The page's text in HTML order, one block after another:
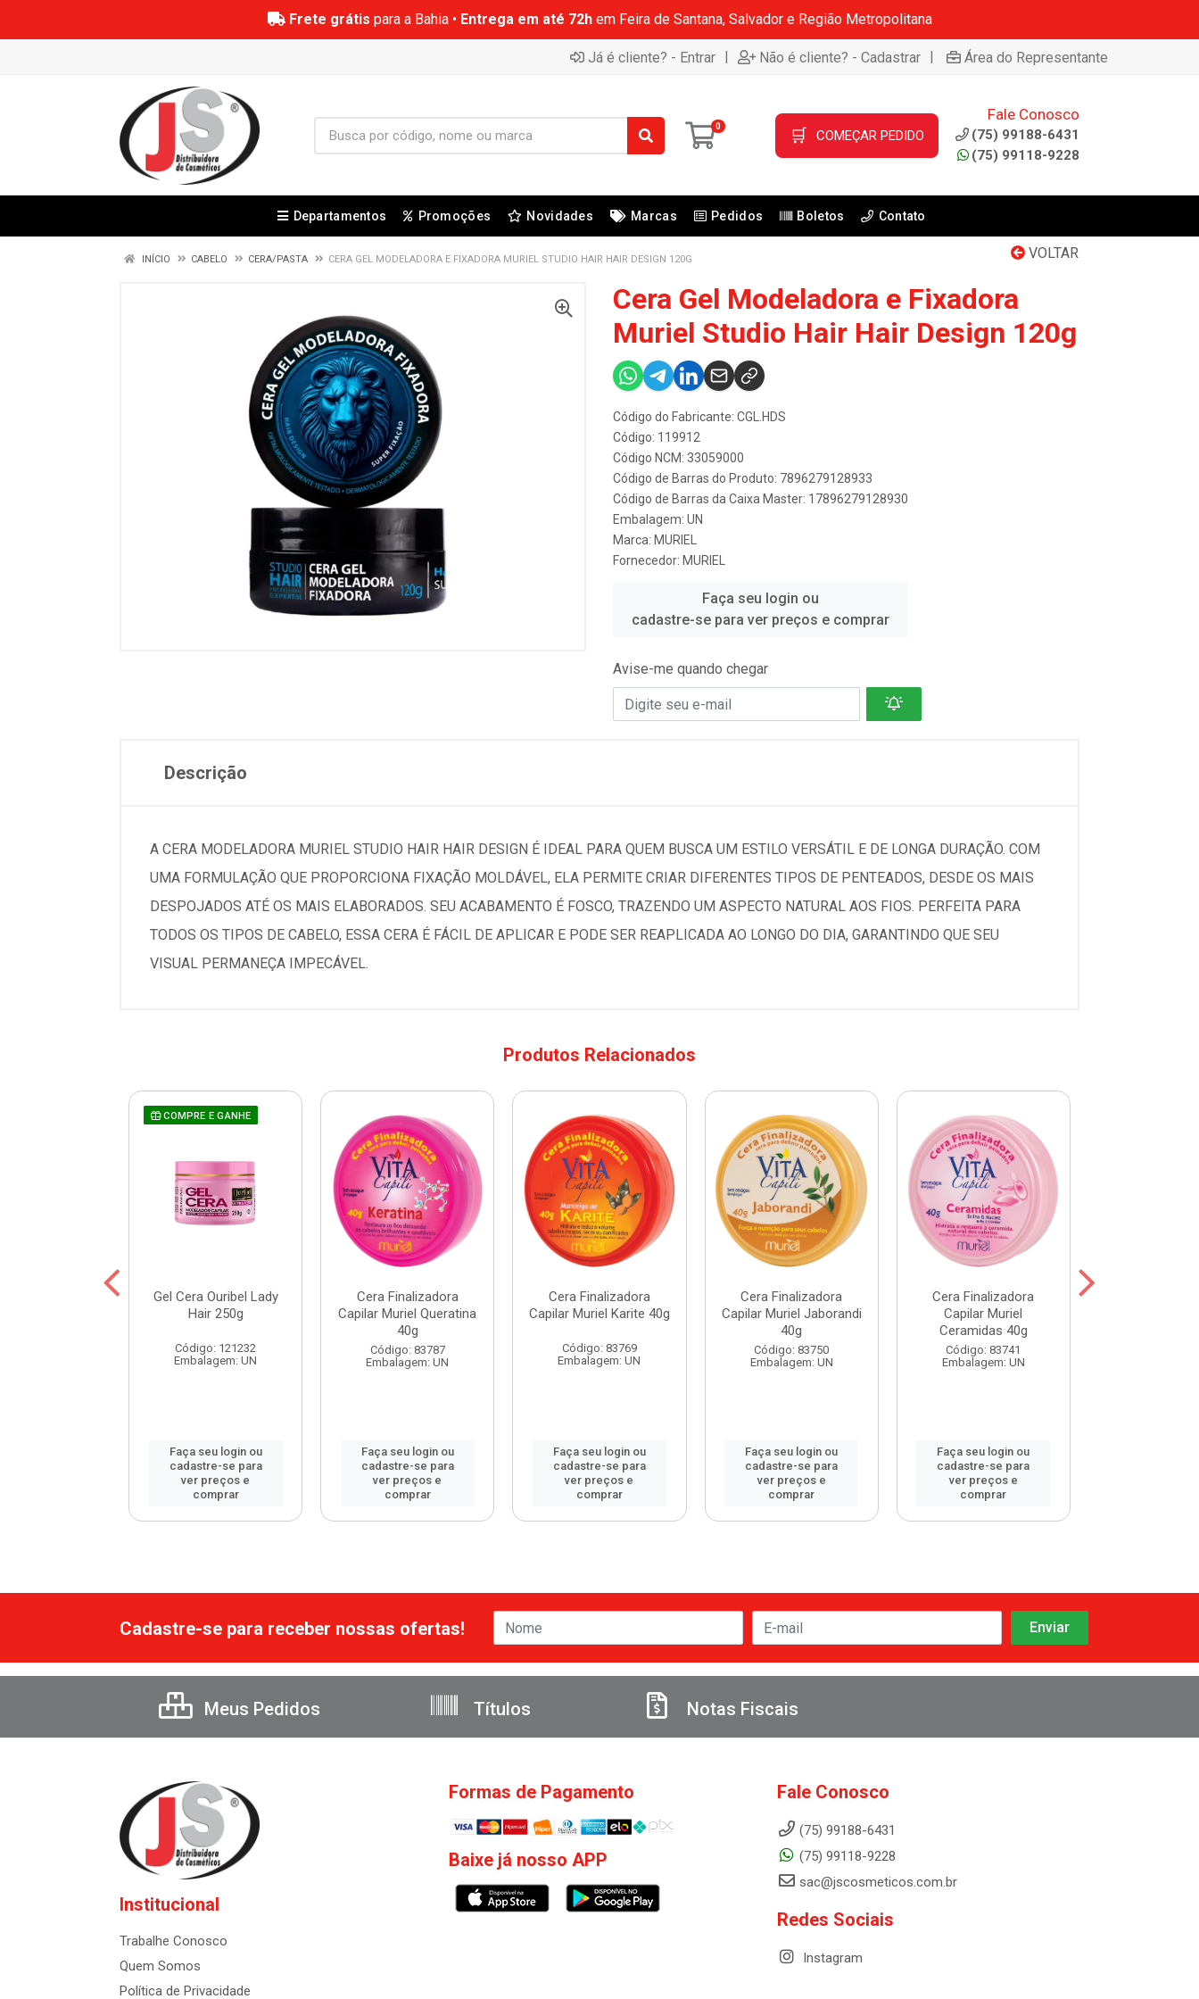
Frete grátis para a Bahia • Entrega em até 72hem Feira de Santana, Salvador e Região Metropolitana
Já é cliente? - Entrar | Não é cliente? - Cadastrar | Área do Representante
0 🛒 COMEÇAR PEDIDO
Fale Conosco
(75) 99188-6431
(75) 99118-9228
Departamentos Promoções Novidades Marcas Pedidos Boletos Contato
VOLTAR
INÍCIO CABELO CERA/PASTA CERA GEL MODELADORA E FIXADORA MURIEL STUDIO HAIR HAIR DESIGN 120G
Cera Gel Modeladora e Fixadora
Muriel Studio Hair Hair Design 120g
Código do Fabricante: CGL.HDS
Código: 119912
Código NCM: 33059000
Código de Barras do Produto: 7896279128933
Código de Barras da Caixa Master: 17896279128930
Embalagem: UN
Marca: MURIEL
Fornecedor: MURIEL
Faça seu login ou
cadastre-se para ver preços e comprar
Avise-me quando chegar
Descrição
A CERA MODELADORA MURIEL STUDIO HAIR HAIR DESIGN É IDEAL PARA QUEM BUSCA UM ESTILO VERSÁTIL E DE LONGA DURAÇÃO. COM
UMA FORMULAÇÃO QUE PROPORCIONA FIXAÇÃO MOLDÁVEL, ELA PERMITE CRIAR DIFERENTES TIPOS DE PENTEADOS, DESDE OS MAIS
DESPOJADOS ATÉ OS MAIS ELABORADOS. SEU ACABAMENTO É FOSCO, TRAZENDO UM ASPECTO NATURAL AOS FIOS. PERFEITA PARA
TODOS OS TIPOS DE CABELO, ESSA CERA É FÁCIL DE APLICAR E PODE SER REAPLICADA AO LONGO DO DIA, GARANTINDO QUE SEU
VISUAL PERMANEÇA IMPECÁVEL.
Produtos Relacionados
COMPRE E GANHE
Gel Cera Ouribel Lady
Hair 250g
Código: 121232
Embalagem: UN
Faça seu login ou
cadastre-se para
ver preços e
comprar
Cera Finalizadora
Capilar Muriel Queratina
40g
Código: 83787
Embalagem: UN
Faça seu login ou
cadastre-se para
ver preços e
comprar
Cera Finalizadora
Capilar Muriel Karite 40g
Código: 83769
Embalagem: UN
Faça seu login ou
cadastre-se para
ver preços e
comprar
Cera Finalizadora
Capilar Muriel Jaborandi
40g
Código: 83750
Embalagem: UN
Faça seu login ou
cadastre-se para
ver preços e
comprar
Cera Finalizadora
Capilar Muriel
Ceramidas 40g
Código: 83741
Embalagem: UN
Faça seu login ou
cadastre-se para
ver preços e
comprar
Cadastre-se para receber nossas ofertas!
Meus Pedidos Títulos Notas Fiscais
Institucional
Trabalhe Conosco
Quem Somos
Política de Privacidade
Formas de Pagamento
Baixe já nosso APP
Fale Conosco
(75) 99188-6431
(75) 99118-9228
sac@jscosmeticos.com.br
Redes Sociais
Instagram